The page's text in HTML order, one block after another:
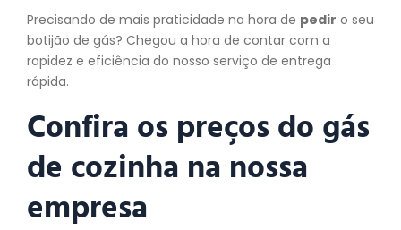
Precisando de mais praticidade na hora de pedir o seu
botijão de gás? Chegou a hora de contar com a
rapidez e eficiência do nosso serviço de entrega
rápida.
Confira os preços do gás
de cozinha na nossa
empresa